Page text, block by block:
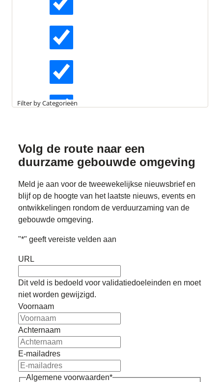
Partnernieuws
Filter by Categorieën
-neutraal gebouw compenseert alle uitstoot
. Dit kan via voorzieningen in het gebouw of
externe voorzieningen.
Volg de route naar een
duurzame gebouwde omgeving
Meld je aan voor de tweewekelijkse nieuwsbrief en
blijf op de hoogte van het laatste nieuws, events en
ontwikkelingen rondom de verduurzaming van de
gebouwde omgeving.
"*" geeft vereiste velden aan
URL
Dit veld is bedoeld voor validatiedoeleinden en moet
niet worden gewijzigd.
Voornaam
Achternaam
E-mailadres
Algemene voorwaarden*